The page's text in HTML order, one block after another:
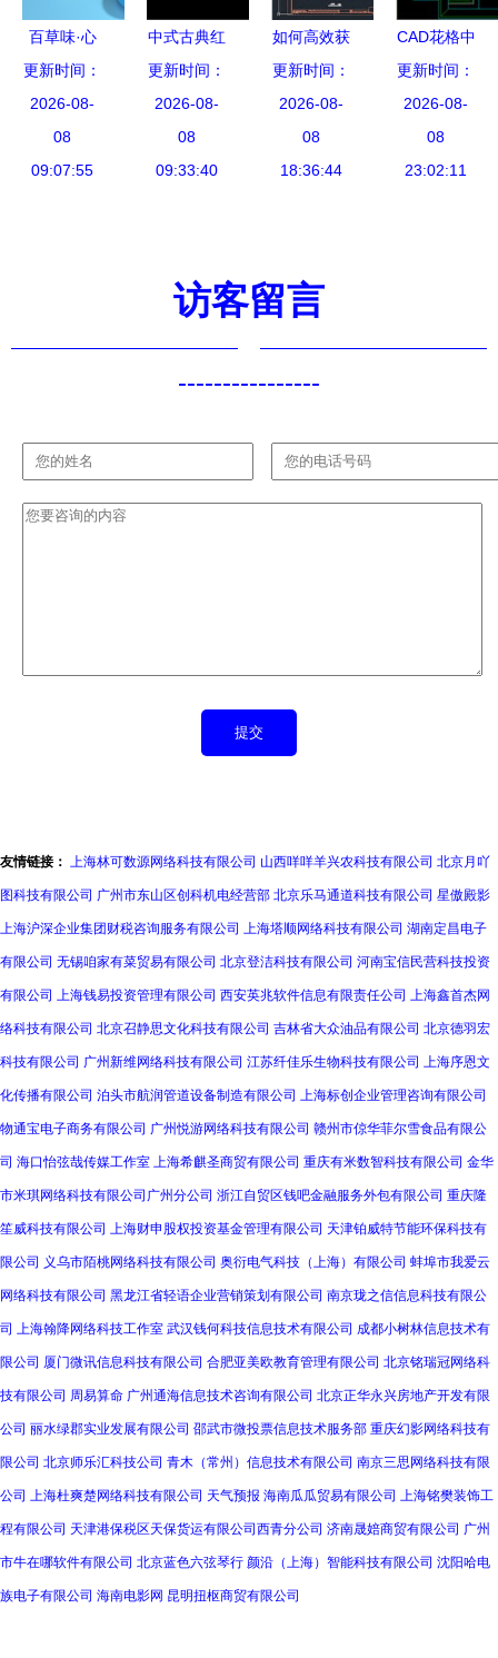
百草味·心
机月饼 设
计背后的诚
意与巧思
更新时间：
2026-08-
08
09:07:55
中式古典红
木家具案几
系列CAD生
产图 融合
传统工艺与
更新时间：
2026-08-
08
09:33:40
如何高效获
取工厂办公
楼CAD施工
图及全屋定
制图纸资源
更新时间：
2026-08-
08
18:36:44
CAD花格中
式隔断图纸
下载指南
打造家居与
全屋定制的
更新时间：
2026-08-
08
23:02:11
访客留言
----------------
友情链接： 上海林可数源网络科技有限公司 山西咩咩羊兴农科技有限公司 北京月吖
图科技有限公司 广州市东山区创科机电经营部 北京乐马通道科技有限公司 星傲殿影
上海沪深企业集团财税咨询服务有限公司 上海塔顺网络科技有限公司 湖南定昌电子
有限公司 无锡咱家有菜贸易有限公司 北京登洁科技有限公司 河南宝信民营科技投资
有限公司 上海钱易投资管理有限公司 西安英兆软件信息有限责任公司 上海鑫首杰网
络科技有限公司 北京召静思文化科技有限公司 吉林省大众油品有限公司 北京德羽宏
科技有限公司 广州新维网络科技有限公司 江苏纤佳乐生物科技有限公司 上海序恩文
化传播有限公司 泊头市航润管道设备制造有限公司 上海标创企业管理咨询有限公司
物通宝电子商务有限公司 广州悦游网络科技有限公司 赣州市倞华菲尔雪食品有限公
司 海口怡弦哉传媒工作室 上海希麒圣商贸有限公司 重庆有米数智科技有限公司 金华
市米琪网络科技有限公司广州分公司 浙江自贸区钱吧金融服务外包有限公司 重庆隆
笙威科技有限公司 上海财申股权投资基金管理有限公司 天津铂威特节能环保科技有
限公司 义乌市陌桃网络科技有限公司 奥衍电气科技（上海）有限公司 蚌埠市我爱云
网络科技有限公司 黑龙江省轻语企业营销策划有限公司 南京珑之信信息科技有限公
司 上海翰降网络科技工作室 武汉钱何科技信息技术有限公司 成都小树林信息技术有
限公司 厦门微讯信息科技有限公司 合肥亚美欧教育管理有限公司 北京铭瑞冠网络科
技有限公司 周易算命 广州通海信息技术咨询有限公司 北京正华永兴房地产开发有限
公司 丽水绿郡实业发展有限公司 邵武市微投票信息技术服务部 重庆幻影网络科技有
限公司 北京师乐汇科技公司 青木（常州）信息技术有限公司 南京三思网络科技有限
公司 上海杜爽楚网络科技有限公司 天气预报 海南瓜瓜贸易有限公司 上海铭樊装饰工
程有限公司 天津港保税区天保货运有限公司西青分公司 济南晟婄商贸有限公司 广州
市牛在哪软件有限公司 北京蓝色六弦琴行 颜沿（上海）智能科技有限公司 沈阳哈电
族电子有限公司 海南电影网 昆明扭枢商贸有限公司